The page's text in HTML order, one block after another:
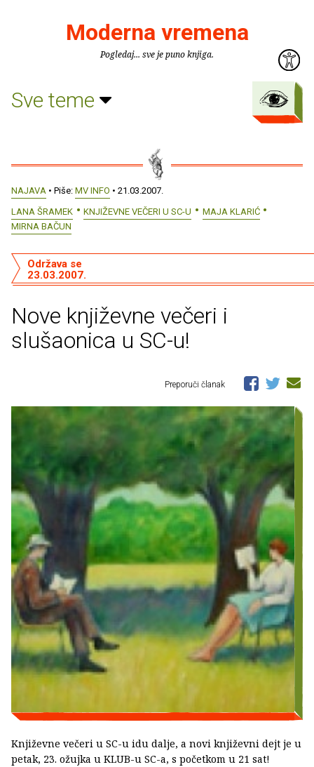
Moderna vremena
Pogledaj... sve je puno knjiga.
Sve teme
NAJAVA • Piše: MV INFO • 21.03.2007.
LANA ŠRAMEK
KNJIŽEVNE VEČERI U SC-U
MAJA KLARIĆ
MIRNA BAČUN
Nove književne večeri i
slušaonica u SC-u!
Održava se
23.03.2007.
Preporuči članak
Književne večeri u SC-u idu dalje, a novi književni dejt je u
petak, 23. ožujka u KLUB-u SC-a, s početkom u 21 sat!